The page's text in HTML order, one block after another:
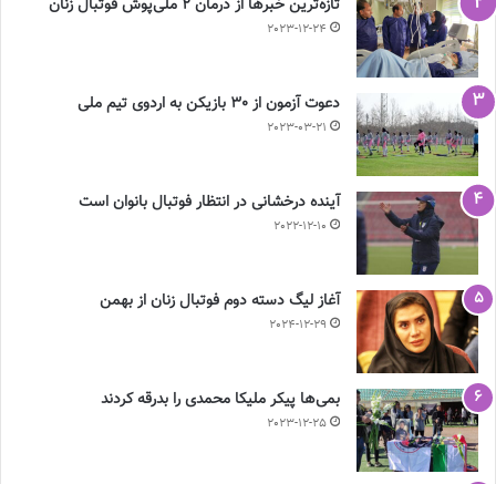
تازه‌ترین خبرها از درمان ۲ ملی‌پوش فوتبال زنان
2023-12-24
دعوت آزمون از 30 بازیکن به اردوی تیم ملی
2023-03-21
آینده درخشانی در انتظار فوتبال بانوان است
2022-12-10
آغاز لیگ دسته دوم فوتبال زنان از بهمن
2024-12-29
بمی‌ها پیکر ملیکا محمدی را بدرقه کردند
2023-12-25